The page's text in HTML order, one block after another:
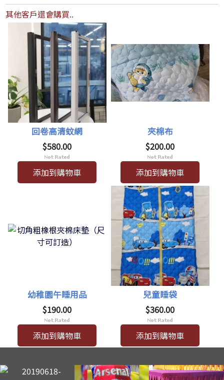
其他客戶還會購買..
回卷高清蚊網
$580.00
添加到購物車
夾棉布
$200.00
添加到購物車
幼稚園午睡用品
$190.00
添加到購物車
兒童睡袋
$360.00
添加到購物車